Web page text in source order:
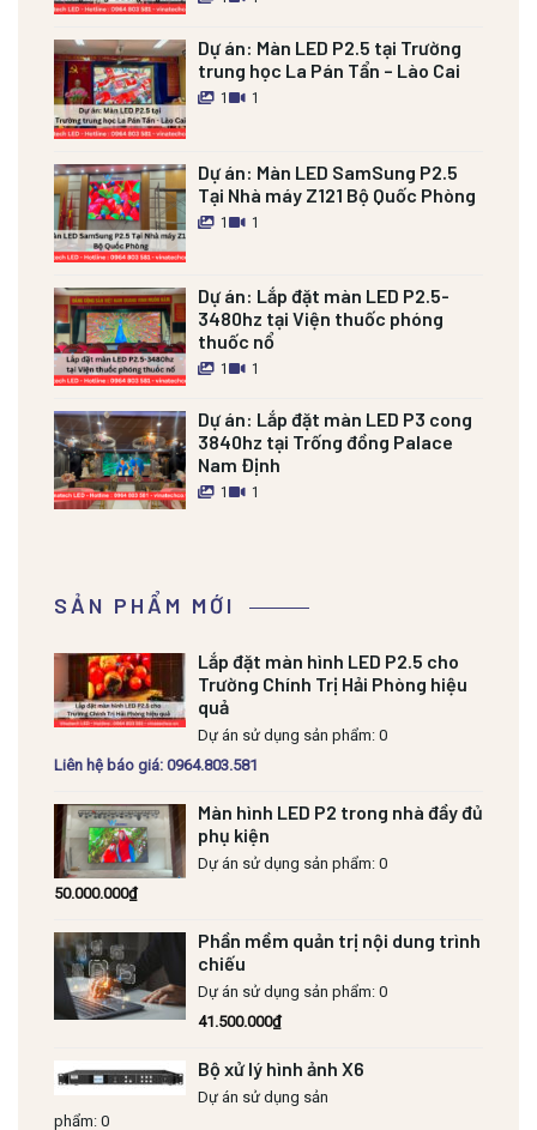
Dự án: Màn LED P2.5 tại Trường
trung học La Pán Tẩn – Lào Cai
1 1
Dự án: Màn LED SamSung P2.5
Tại Nhà máy Z121 Bộ Quốc Phòng
1 1
Dự án: Lắp đặt màn LED P2.5-
3480hz tại Viện thuốc phóng
thuốc nổ
1 1
Dự án: Lắp đặt màn LED P3 cong
3840hz tại Trống đồng Palace
Nam Định
1 1
SẢN PHẨM MỚI
Lắp đặt màn hình LED P2.5 cho
Trường Chính Trị Hải Phòng hiệu
quả
Dự án sử dụng sản phẩm: 0
Liên hệ báo giá: 0964.803.581
Màn hình LED P2 trong nhà đầy đủ
phụ kiện
Dự án sử dụng sản phẩm: 0
50.000.000₫
Phần mềm quản trị nội dung trình
chiếu
Dự án sử dụng sản phẩm: 0
41.500.000₫
Bộ xử lý hình ảnh X6
Dự án sử dụng sản
phẩm: 0